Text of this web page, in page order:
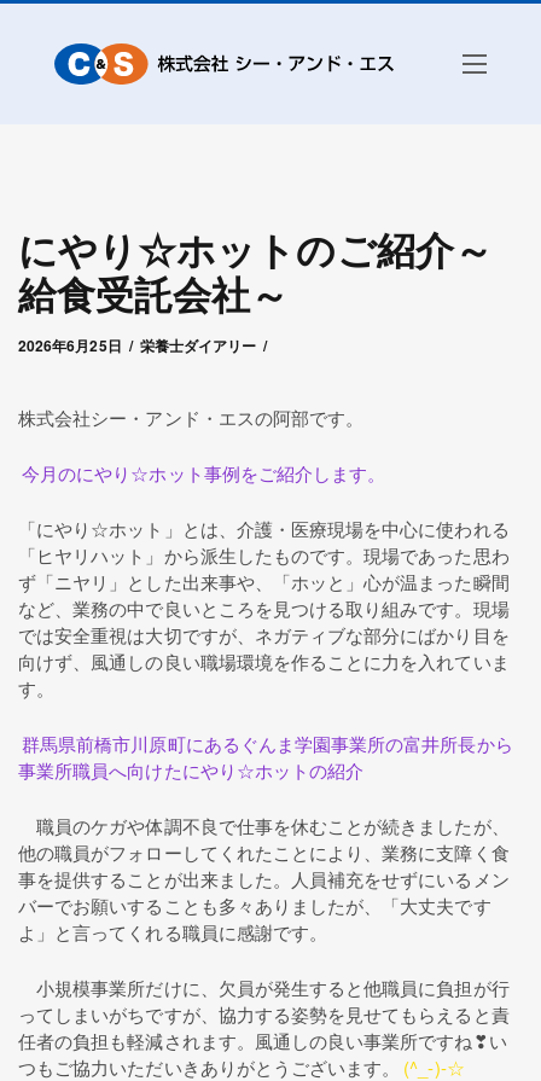
にやり☆ホットのご紹介～
給食受託会社～
2026年6月25日
2026年6月25日 栄養士ダイアリー
byシー・アンド・エス管理者
株式会社シー・アンド・エスの阿部です。
今月のにやり☆ホット事例をご紹介します。
「にやり☆ホット」とは、介護・医療現場を中心に使われる
「ヒヤリハット」から派生したものです。現場であった思わ
ず「ニヤリ」とした出来事や、「ホッと」心が温まった瞬間
など、業務の中で良いところを見つける取り組みです。現場
では安全重視は大切ですが、ネガティブな部分にばかり目を
向けず、風通しの良い職場環境を作ることに力を入れていま
す。
群馬県前橋市川原町にあるぐんま学園事業所の富井所長から
事業所職員へ向けたにやり☆ホットの紹介
職員のケガや体調不良で仕事を休むことが続きましたが、
他の職員がフォローしてくれたことにより、業務に支障く食
事を提供することが出来ました。人員補充をせずにいるメン
バーでお願いすることも多々ありましたが、「大丈夫です
よ」と言ってくれる職員に感謝です。
小規模事業所だけに、欠員が発生すると他職員に負担が行
ってしまいがちですが、協力する姿勢を見せてもらえると責
任者の負担も軽減されます。風通しの良い事業所ですね❣い
つもご協力いただいきありがとうございます。
(^_-)-☆